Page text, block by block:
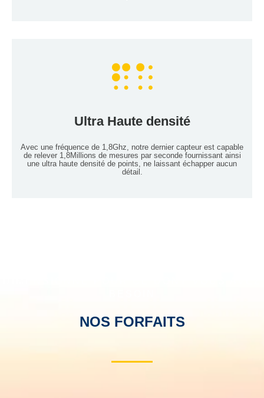
Ultra Haute densité
Avec une fréquence de 1,8Ghz, notre dernier capteur est capable
de relever 1,8Millions de mesures par seconde fournissant ainsi
une ultra haute densité de points, ne laissant échapper aucun
détail.
NOS FORFAITS